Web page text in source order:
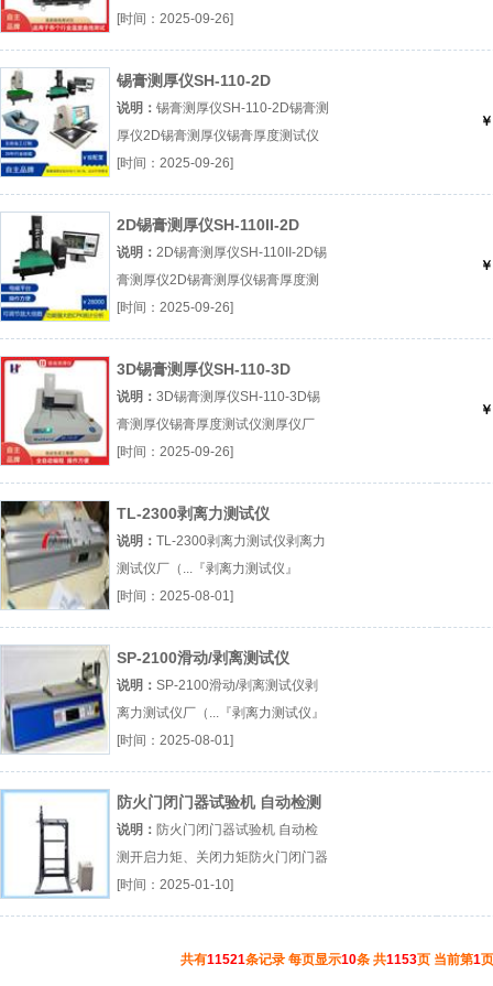
试仪』
[时间：2025-09-26]
锡膏测厚仪SH-110-2D
说明： 锡膏测厚仪SH-110-2D锡膏测
厚仪2D锡膏测厚仪锡膏厚度测试仪
厂（...『锡膏测厚仪』
[时间：2025-09-26]
2D锡膏测厚仪SH-110II-2D
说明： 2D锡膏测厚仪SH-110II-2D锡
膏测厚仪2D锡膏测厚仪锡膏厚度测
试仪厂（...『锡膏测厚仪』
[时间：2025-09-26]
3D锡膏测厚仪SH-110-3D
说明： 3D锡膏测厚仪SH-110-3D锡
膏测厚仪锡膏厚度测试仪测厚仪厂
（...『锡膏测厚仪』
[时间：2025-09-26]
TL-2300剥离力测试仪
说明： TL-2300剥离力测试仪剥离力
测试仪厂（...『剥离力测试仪』
[时间：2025-08-01]
SP-2100滑动/剥离测试仪
说明： SP-2100滑动/剥离测试仪剥
离力测试仪厂（...『剥离力测试仪』
[时间：2025-08-01]
防火门闭门器试验机 自动检测
开启力矩、关闭力矩
说明： 防火门闭门器试验机 自动检
测开启力矩、关闭力矩防火门闭门器
试验机厂（...『防火门闭门器试验
机』
[时间：2025-01-10]
共有11521条记录 每页显示10条 共1153页 当前第1